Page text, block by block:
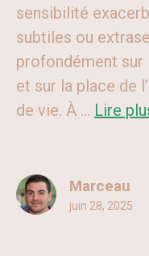
sensibilité
subtiles ou
profondément sur
et sur la place de
de vie. À ... Lire
Marceau
juin 28, 2025